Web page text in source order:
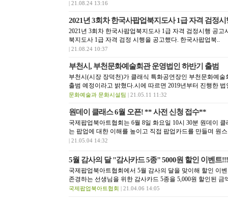
| 21.08.24 13:16
2021년 3회차 한국사팝업북지도사 1급 자격 검정시
2021년 3회차 한국사팝업북지도사 1급 자격 검정시행 공
북지도사 1급 자격 검정 시행을 공고했다. 한국사팝업북..
| 21.08.24 10:37
부천시, 부천문화예술회관 운영법인 하반기 출범
부천시(시장 장덕천)가 클래식 특화공연장인 부천문화예
출범 예정이라고 밝혔다.시에 따르면 2019년부터 진행한 법
문화예술과 문화시설팀 | 21.05.11 11:32
원데이 클래스 6월 오픈! ** 사전 신청 접수**
국제팝업북아트협회는 6월 8일 화요일 10시 30분 원데이
는 팝업에 대한 이해를 높이고 직접 팝업카드를 만들며 원
| 21.05.04 14:32
5월 감사의 달 "감사카드 5종" 5000원 할인 이벤트
국제팝업북아트협회에서 5월 감사의 달을 맞이해 할인 이
존경하는 선생님을 위한 감사카드 5종을 5,000원 할인된 금
국제팝업북아트협회 | 21.04.06 14:05